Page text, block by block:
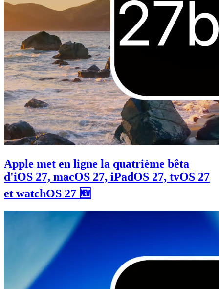
Apple met en ligne la quatrième bêta
d'iOS 27, macOS 27, iPadOS 27, tvOS 27
et watchOS 27 🆕